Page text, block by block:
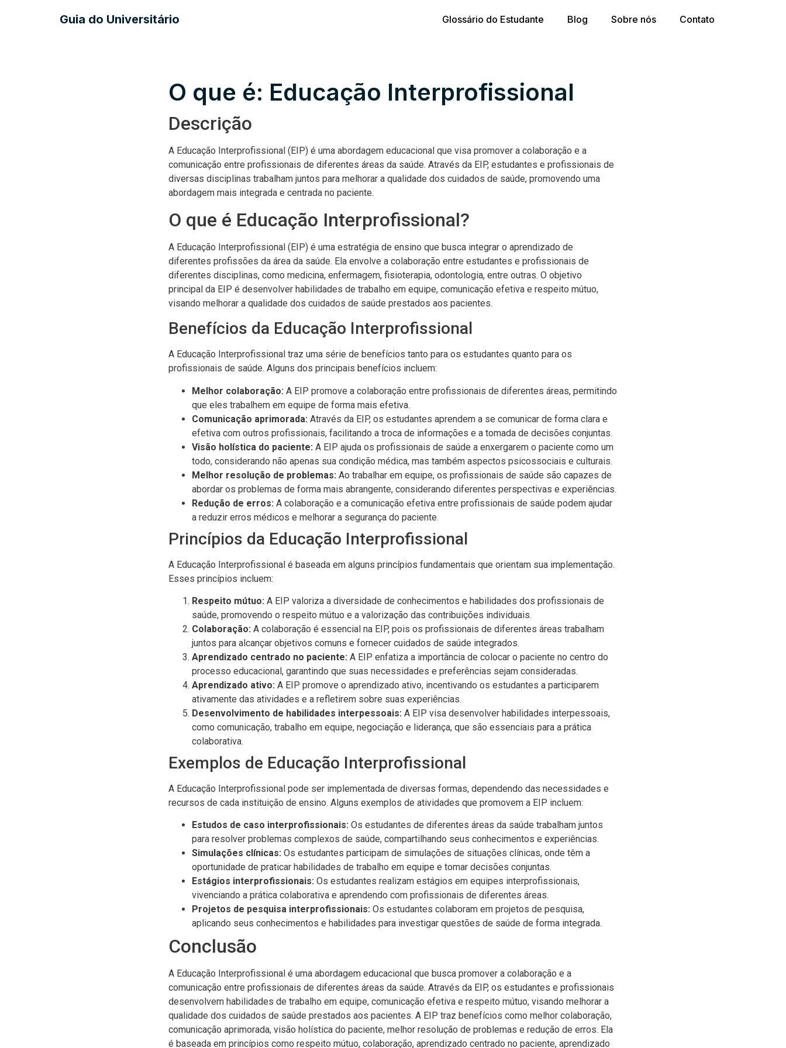
Guia do Universitário Glossário do Estudante Blog Sobre nós Contato
O que é: Educação Interprofissional
Descrição
A Educação Interprofissional (EIP) é uma abordagem educacional que visa promover a colaboração e a
comunicação entre profissionais de diferentes áreas da saúde. Através da EIP, estudantes e profissionais de
diversas disciplinas trabalham juntos para melhorar a qualidade dos cuidados de saúde, promovendo uma
abordagem mais integrada e centrada no paciente.
O que é Educação Interprofissional?
A Educação Interprofissional (EIP) é uma estratégia de ensino que busca integrar o aprendizado de
diferentes profissões da área da saúde. Ela envolve a colaboração entre estudantes e profissionais de
diferentes disciplinas, como medicina, enfermagem, fisioterapia, odontologia, entre outras. O objetivo
principal da EIP é desenvolver habilidades de trabalho em equipe, comunicação efetiva e respeito mútuo,
visando melhorar a qualidade dos cuidados de saúde prestados aos pacientes.
Benefícios da Educação Interprofissional
A Educação Interprofissional traz uma série de benefícios tanto para os estudantes quanto para os
profissionais de saúde. Alguns dos principais benefícios incluem:
Melhor colaboração: A EIP promove a colaboração entre profissionais de diferentes áreas, permitindo
que eles trabalhem em equipe de forma mais efetiva.
Comunicação aprimorada: Através da EIP, os estudantes aprendem a se comunicar de forma clara e
efetiva com outros profissionais, facilitando a troca de informações e a tomada de decisões conjuntas.
Visão holística do paciente: A EIP ajuda os profissionais de saúde a enxergarem o paciente como um
todo, considerando não apenas sua condição médica, mas também aspectos psicossociais e culturais.
Melhor resolução de problemas: Ao trabalhar em equipe, os profissionais de saúde são capazes de
abordar os problemas de forma mais abrangente, considerando diferentes perspectivas e experiências.
Redução de erros: A colaboração e a comunicação efetiva entre profissionais de saúde podem ajudar
a reduzir erros médicos e melhorar a segurança do paciente.
Princípios da Educação Interprofissional
A Educação Interprofissional é baseada em alguns princípios fundamentais que orientam sua implementação.
Esses princípios incluem:
Respeito mútuo: A EIP valoriza a diversidade de conhecimentos e habilidades dos profissionais de
saúde, promovendo o respeito mútuo e a valorização das contribuições individuais.
Colaboração: A colaboração é essencial na EIP, pois os profissionais de diferentes áreas trabalham
juntos para alcançar objetivos comuns e fornecer cuidados de saúde integrados.
Aprendizado centrado no paciente: A EIP enfatiza a importância de colocar o paciente no centro do
processo educacional, garantindo que suas necessidades e preferências sejam consideradas.
Aprendizado ativo: A EIP promove o aprendizado ativo, incentivando os estudantes a participarem
ativamente das atividades e a refletirem sobre suas experiências.
Desenvolvimento de habilidades interpessoais: A EIP visa desenvolver habilidades interpessoais,
como comunicação, trabalho em equipe, negociação e liderança, que são essenciais para a prática
colaborativa.
Exemplos de Educação Interprofissional
A Educação Interprofissional pode ser implementada de diversas formas, dependendo das necessidades e
recursos de cada instituição de ensino. Alguns exemplos de atividades que promovem a EIP incluem:
Estudos de caso interprofissionais: Os estudantes de diferentes áreas da saúde trabalham juntos
para resolver problemas complexos de saúde, compartilhando seus conhecimentos e experiências.
Simulações clínicas: Os estudantes participam de simulações de situações clínicas, onde têm a
oportunidade de praticar habilidades de trabalho em equipe e tomar decisões conjuntas.
Estágios interprofissionais: Os estudantes realizam estágios em equipes interprofissionais,
vivenciando a prática colaborativa e aprendendo com profissionais de diferentes áreas.
Projetos de pesquisa interprofissionais: Os estudantes colaboram em projetos de pesquisa,
aplicando seus conhecimentos e habilidades para investigar questões de saúde de forma integrada.
Conclusão
A Educação Interprofissional é uma abordagem educacional que busca promover a colaboração e a
comunicação entre profissionais de diferentes áreas da saúde. Através da EIP, os estudantes e profissionais
desenvolvem habilidades de trabalho em equipe, comunicação efetiva e respeito mútuo, visando melhorar a
qualidade dos cuidados de saúde prestados aos pacientes. A EIP traz benefícios como melhor colaboração,
comunicação aprimorada, visão holística do paciente, melhor resolução de problemas e redução de erros. Ela
é baseada em princípios como respeito mútuo, colaboração, aprendizado centrado no paciente, aprendizado